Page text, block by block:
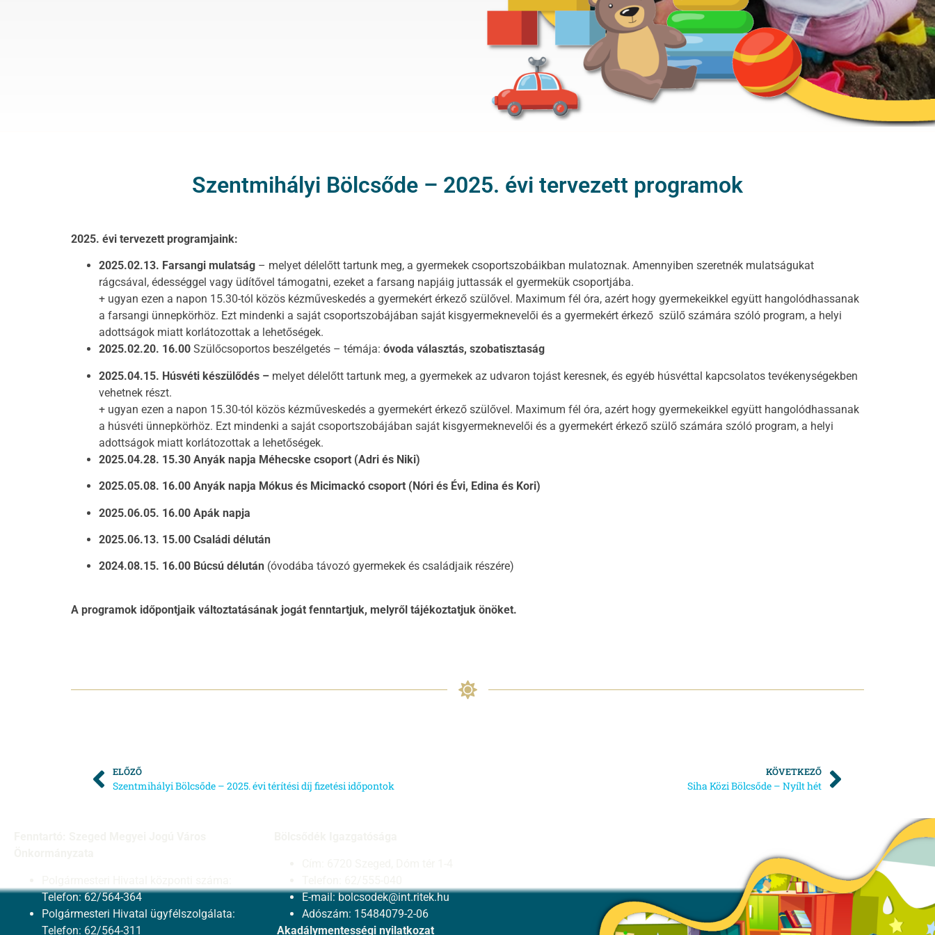
Szentmihályi Bölcsőde – 2025. évi tervezett programok
2025. évi tervezett programjaink:
2025.02.13. Farsangi mulatság – melyet délelőtt tartunk meg, a gyermekek csoportszobáikban mulatoznak. Amennyiben szeretnék mulatságukat
rágcsával, édességgel vagy üdítővel támogatni, ezeket a farsang napjáig juttassák el gyermekük csoportjába.
+ ugyan ezen a napon 15.30-tól közös kézműveskedés a gyermekért érkező szülővel. Maximum fél óra, azért hogy gyermekeikkel együtt hangolódhassanak
a farsangi ünnepkörhöz. Ezt mindenki a saját csoportszobájában saját kisgyermeknevelői és a gyermekért érkező szülő számára szóló program, a helyi
adottságok miatt korlátozottak a lehetőségek.
2025.02.20. 16.00 Szülőcsoportos beszélgetés – témája: óvoda választás, szobatisztaság
2025.04.15. Húsvéti készülődés – melyet délelőtt tartunk meg, a gyermekek az udvaron tojást keresnek, és egyéb húsvéttal kapcsolatos tevékenységekben
vehetnek részt.
+ ugyan ezen a napon 15.30-tól közös kézműveskedés a gyermekért érkező szülővel. Maximum fél óra, azért hogy gyermekeikkel együtt hangolódhassanak
a húsvéti ünnepkörhöz. Ezt mindenki a saját csoportszobájában saját kisgyermeknevelői és a gyermekért érkező szülő számára szóló program, a helyi
adottságok miatt korlátozottak a lehetőségek.
2025.04.28. 15.30 Anyák napja Méhecske csoport (Adri és Niki)
2025.05.08. 16.00 Anyák napja Mókus és Micimackó csoport (Nóri és Évi, Edina és Kori)
2025.06.05. 16.00 Apák napja
2025.06.13. 15.00 Családi délután
2024.08.15. 16.00 Búcsú délután (óvodába távozó gyermekek és családjaik részére)
A programok időpontjaik változtatásának jogát fenntartjuk, melyről tájékoztatjuk önöket.
ELŐZŐ
Szentmihályi Bölcsőde – 2025. évi térítési díj fizetési időpontok
KÖVETKEZŐ
Siha Közi Bölcsőde – Nyílt hét
Telefon: 62/564-364
Polgármesteri Hivatal ügyfélszolgálata:
Telefon: 62/564-311
E-mail:bolcsodek@int.ritek.hu
Adószám: 15484079-2-06
Akadálymentességi nyilatkozat